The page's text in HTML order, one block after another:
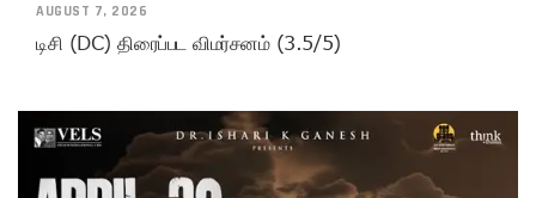
AUGUST 7, 2026
டிசி (DC) திரைப்பட விமர்சனம் (3.5/5)